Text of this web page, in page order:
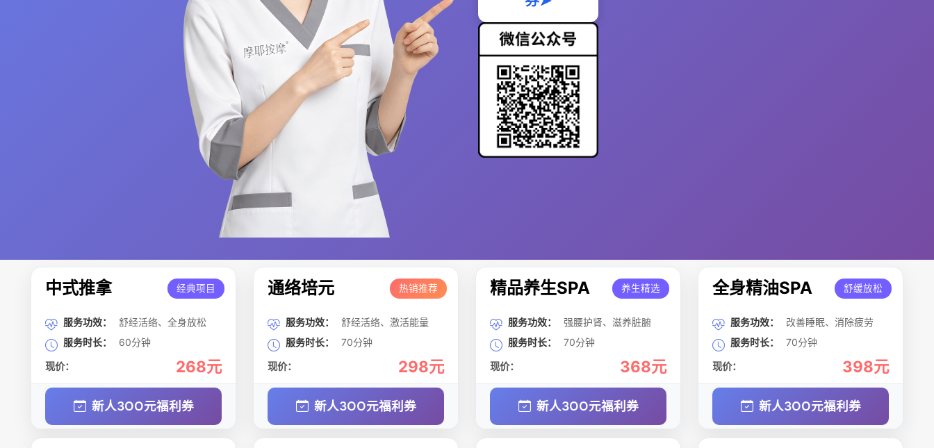
中式推拿 经典项目
服务功效：
舒经活络、全身放松
服务时长：
60分钟
现价： 268元
新人3OO元福利券
通络培元 热销推荐
服务功效：
舒经活络、激活能量
服务时长：
70分钟
现价： 298元
新人3OO元福利券
精品养生SPA 养生精选
服务功效：
强腰护肾、滋养脏腑
服务时长：
70分钟
现价： 368元
新人3OO元福利券
全身精油SPA 舒缓放松
服务功效：
改善睡眠、消除疲劳
服务时长：
70分钟
现价： 398元
新人3OO元福利券